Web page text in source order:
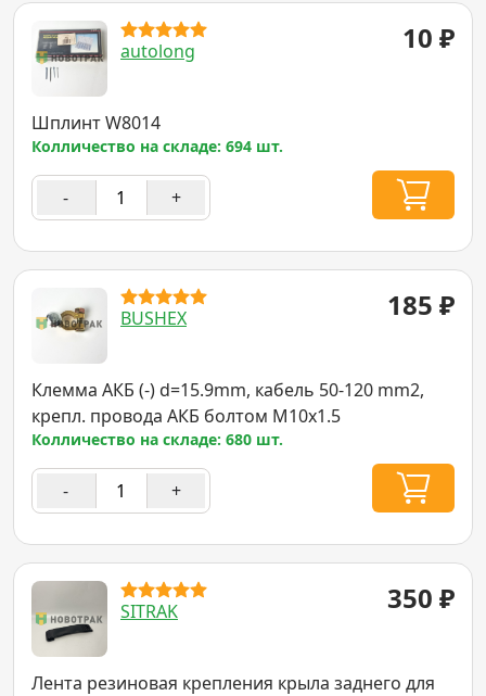
autolong 10 ₽
Шплинт W8014
Колличество на складе: 694 шт.
- +
BUSHEX 185 ₽
Клемма АКБ (-) d=15.9mm, кабель 50-120 mm2,
крепл. провода АКБ болтом M10x1.5
Колличество на складе: 680 шт.
- +
SITRAK 350 ₽
Лента резиновая крепления крыла заднего для